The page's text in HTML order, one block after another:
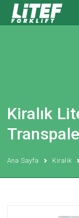
Kiralık
Ana Sayfa Kiralık